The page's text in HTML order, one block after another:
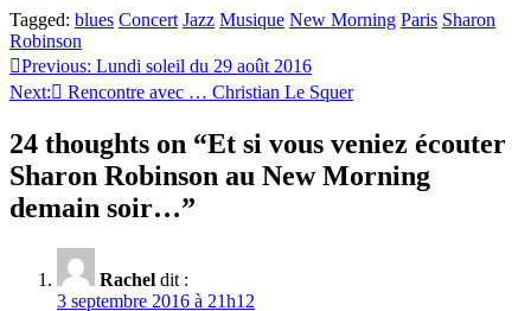
Tagged: blues Concert Jazz Musique New Morning Paris Sharon
Robinson
Navigation
de
l’article
Previous: Lundi soleil du 29 août 2016
Next:
Rencontre avec … Christian Le Squer
24 thoughts on “Et si vous veniez écouter
Sharon Robinson au New Morning
demain soir…”
Rachel dit :
3 septembre 2016 à 21h12